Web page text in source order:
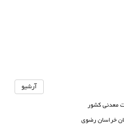
آرشیو
معدنی کشور
خراسان رضوی